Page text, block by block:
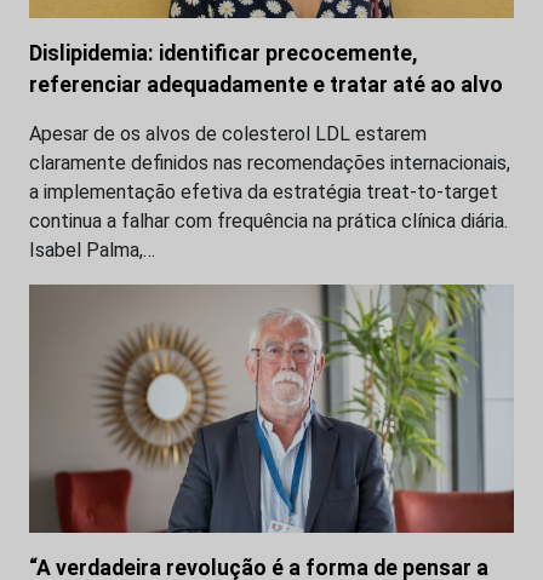
Dislipidemia: identificar precocemente,
referenciar adequadamente e tratar até ao alvo
Apesar de os alvos de colesterol LDL estarem
claramente definidos nas recomendações internacionais,
a implementação efetiva da estratégia treat-to-target
continua a falhar com frequência na prática clínica diária.
Isabel Palma,…
“A verdadeira revolução é a forma de pensar a